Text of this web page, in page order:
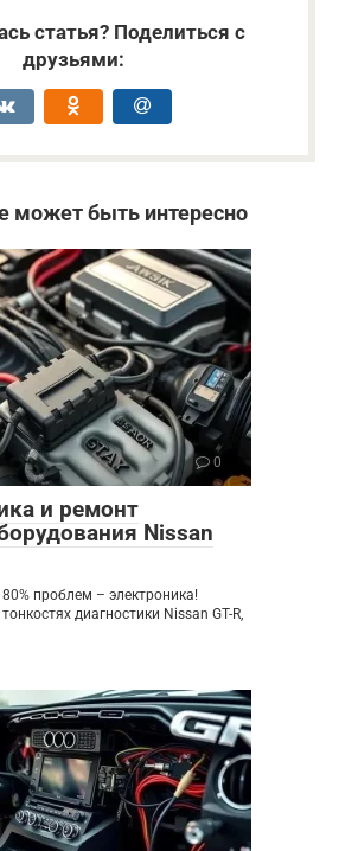
статья? Поделиться с
друзьями:
может быть интересно
0
и ремонт
Nissan
80% проблем – электроника!
диагностики Nissan GT-R,